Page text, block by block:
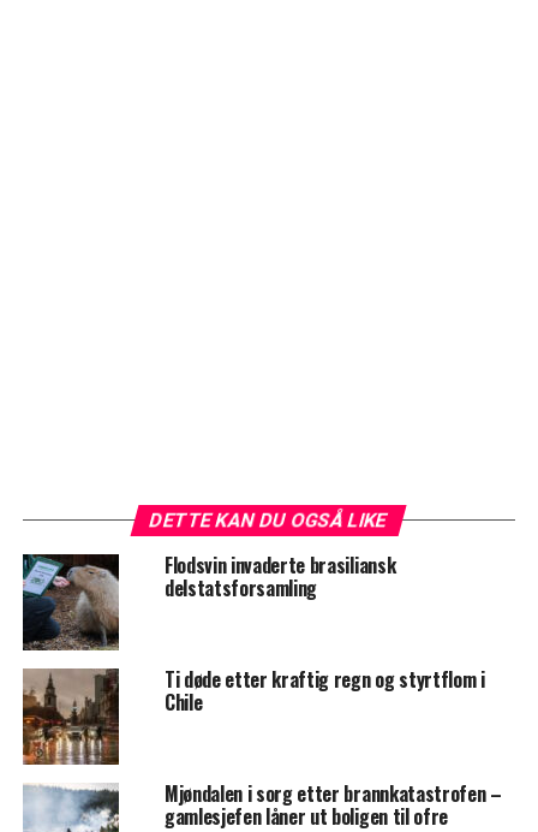
DETTE KAN DU OGSÅ LIKE
Flodsvin invaderte brasiliansk
delstatsforsamling
Ti døde etter kraftig regn og styrtflom i
Chile
Mjøndalen i sorg etter brannkatastrofen –
gamlesjefen låner ut boligen til ofre